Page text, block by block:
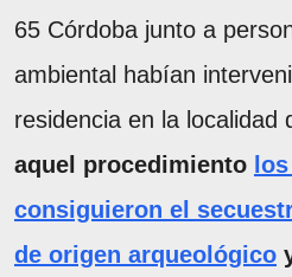
65 Córdoba junto a
ambiental habían
residencia en la localidad
aquel procedimiento
consiguieron el
de origen arqueológico